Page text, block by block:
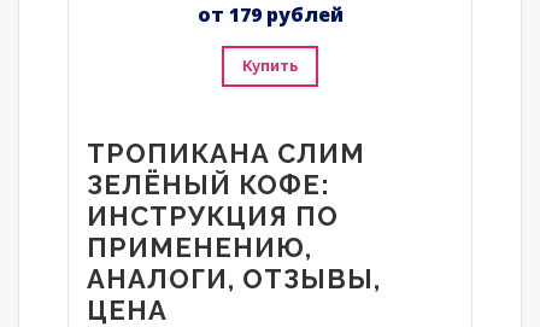
от 179 рублей
Купить
ТРОПИКАНА СЛИМ
ЗЕЛЁНЫЙ КОФЕ:
ИНСТРУКЦИЯ ПО
ПРИМЕНЕНИЮ,
АНАЛОГИ, ОТЗЫВЫ,
ЦЕНА